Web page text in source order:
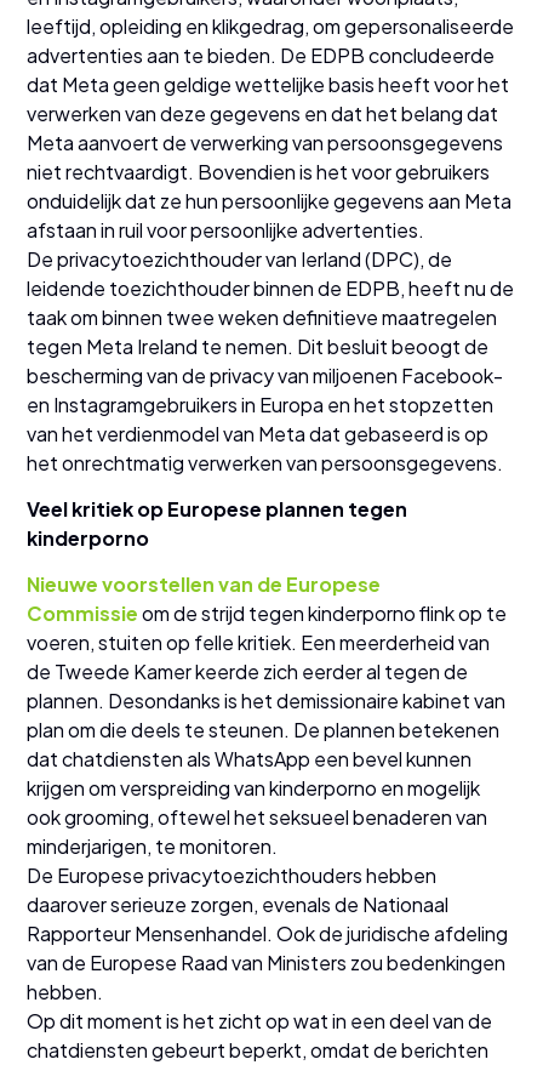
leeftijd, opleiding en klikgedrag, om gepersonaliseerde
advertenties aan te bieden. De EDPB concludeerde
dat Meta geen geldige wettelijke basis heeft voor het
verwerken van deze gegevens en dat het belang dat
Meta aanvoert de verwerking van persoonsgegevens
niet rechtvaardigt. Bovendien is het voor gebruikers
onduidelijk dat ze hun persoonlijke gegevens aan Meta
afstaan in ruil voor persoonlijke advertenties.
De privacytoezichthouder van Ierland (DPC), de
leidende toezichthouder binnen de EDPB, heeft nu de
taak om binnen twee weken definitieve maatregelen
tegen Meta Ireland te nemen. Dit besluit beoogt de
bescherming van de privacy van miljoenen Facebook-
en Instagramgebruikers in Europa en het stopzetten
van het verdienmodel van Meta dat gebaseerd is op
het onrechtmatig verwerken van persoonsgegevens.
Veel kritiek op Europese plannen tegen
kinderporno
Nieuwe voorstellen van de Europese
Commissieom de strijd tegen kinderporno flink op te
voeren, stuiten op felle kritiek. Een meerderheid van
de Tweede Kamer keerde zich eerder al tegen de
plannen. Desondanks is het demissionaire kabinet van
plan om die deels te steunen. De plannen betekenen
dat chatdiensten als WhatsApp een bevel kunnen
krijgen om verspreiding van kinderporno en mogelijk
ook grooming, oftewel het seksueel benaderen van
minderjarigen, te monitoren.
De Europese privacytoezichthouders hebben
daarover serieuze zorgen, evenals de Nationaal
Rapporteur Mensenhandel. Ook de juridische afdeling
van de Europese Raad van Ministers zou bedenkingen
hebben.
Op dit moment is het zicht op wat in een deel van de
chatdiensten gebeurt beperkt, omdat de berichten